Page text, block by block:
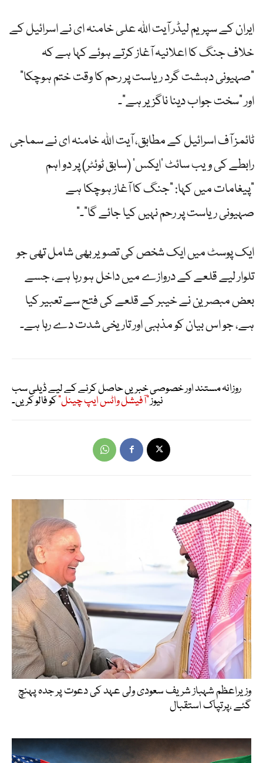
ایران کے سپریم لیڈر آیت اللہ علی خامنہ ای نے اسرائیل کے
خلاف جنگ کا اعلانیہ آغاز کرتے ہوئے کہا ہے کہ
“صہیونی دہشت گرد ریاست پر رحم کا وقت ختم ہوچکا”
اور “سخت جواب دینا ناگزیر ہے”۔
ٹائمز آف اسرائیل کے مطابق، آیت اللہ خامنہ ای نے سماجی
رابطے کی ویب سائٹ ‘ایکس’ (سابق ٹوئٹر) پر دو اہم
پیغامات میں کہا: “جنگ کا آغاز ہوچکا ہے”
“صہیونی ریاست پر رحم نہیں کیا جائے گا”۔
ایک پوسٹ میں ایک شخص کی تصویر بھی شامل تھی جو
تلوار لیے قلعے کے دروازے میں داخل ہو رہا ہے، جسے
بعض مبصرین نے خیبر کے قلعے کی فتح سے تعبیر کیا
ہے، جو اس بیان کو مذہبی اور تاریخی شدت دے رہا ہے۔
روزانہ مستند اور خصوصی خبریں حاصل کرنے کے لیے ڈیلی سب
نیوز"آفیشل واٹس ایپ چینل"کو فالو کریں۔
وزیراعظم شہباز شریف سعودی ولی عہد کی دعوت پر جدہ پہنچ
گئے ،پرتپاک استقبال